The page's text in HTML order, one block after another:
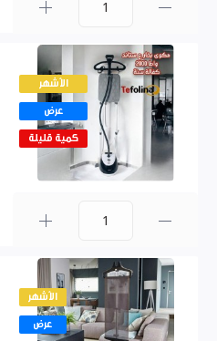
الأشهر
عرض
كمية قليلة
الأشهر
عرض